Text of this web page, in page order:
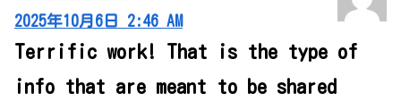
2025年10月6日 2:46 AM
Terrific work! That is the type of
info that are meant to be shared